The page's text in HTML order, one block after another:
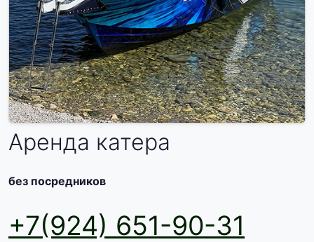
Аренда катера
без посредников
+7(924) 651-90-31